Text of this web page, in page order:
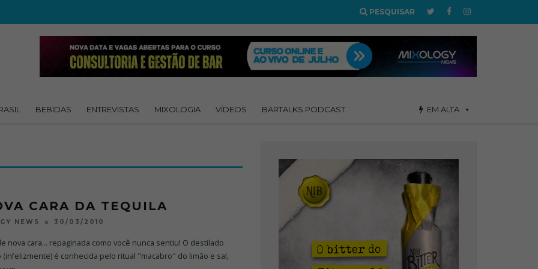
PESQUISAR
BEBIDAS ENTREVISTAS MIXOLOGIA VÍDEOS BARTALKS PODCAST EM ALTA
CARA DA TEQUILA
NEWS 30/03/2010
nova cara... repaginada como você nunca sentiu! O destilado
(infelizmente) é conhecida pelo ritual "macabro" do limão e sal,